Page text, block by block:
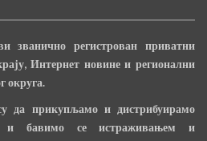
регистрован приватни
Интернет новине и регионални
округа.
да прикупљамо и дистрибуирамо
и бавимо се истраживањем и